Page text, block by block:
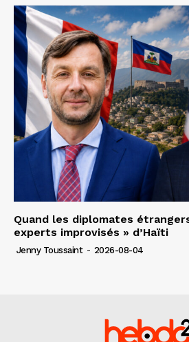
Quand les diplomates
experts improvisés » d’Haïti
Jenny Toussaint - 2026-08-04